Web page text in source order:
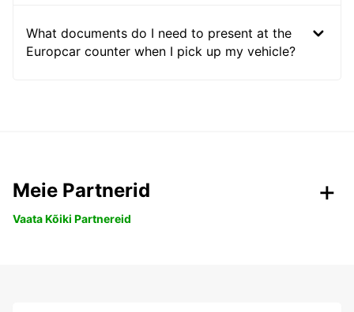
What documents do I need to present at the
Europcar counter when I pick up my vehicle?
Meie Partnerid
Vaata Kõiki Partnereid